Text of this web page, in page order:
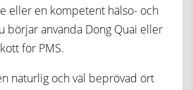
eller en kompetent hälso- och
börjar använda Dong Quai eller
för PMS.
naturlig och väl beprövad ört